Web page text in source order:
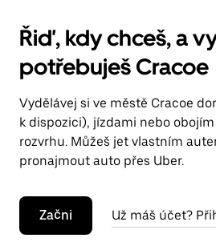
Řiď, kdy chceš, a
potřebuješ Cracoe
Vydělávej si ve městě Cracoe
k dispozici), jízdami nebo
rozvrhu. Můžeš jet vlastním
pronajmout auto přes Uber.
Začni Už máš účet?